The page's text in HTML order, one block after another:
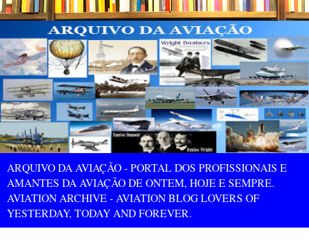
ARQUIVO DA AVIAÇÃO - PORTAL DOS PROFISSIONAIS E
AMANTES DA AVIAÇÃO DE ONTEM, HOJE E SEMPRE.
AVIATION ARCHIVE - AVIATION BLOG LOVERS OF
YESTERDAY, TODAY AND FOREVER.